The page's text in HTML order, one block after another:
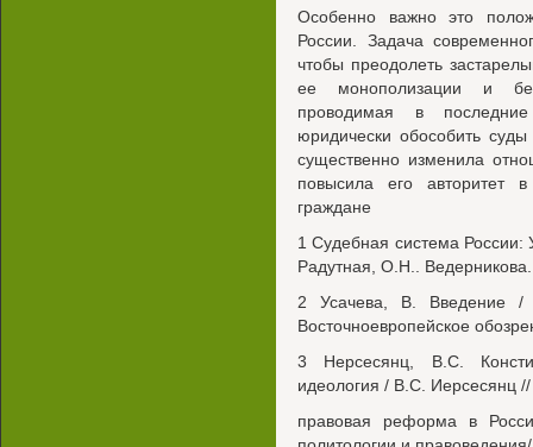
Особенно важно это
России. Задача
чтобы преодолеть
ее монополизации и
проводимая в
юридически обособить
существенно изменила
повысила его авторитет
граждане
1 Судебная система
Радутная, О.Н..
2 Усачева, В. Введение /
Восточноевропейское
3 Нерсесянц, B.C.
идеология / B.C. Иерсесянц
правовая реформа в